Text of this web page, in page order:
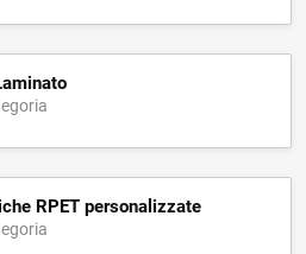
RPET personalizzate